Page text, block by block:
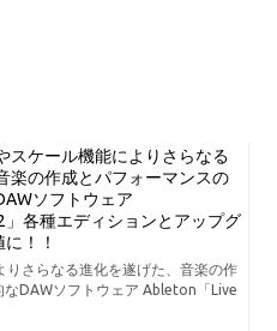
スケール機能によりさらなる
楽の作成とパフォーマンスの
ソフトウェア
各種エディションとアップグ
！！
さらなる進化を遂げた、音楽の作
DAWソフトウェア Ableton「Live